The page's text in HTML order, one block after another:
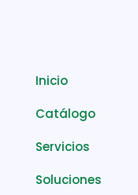
Inicio
Catálogo
Servicios
Soluciones